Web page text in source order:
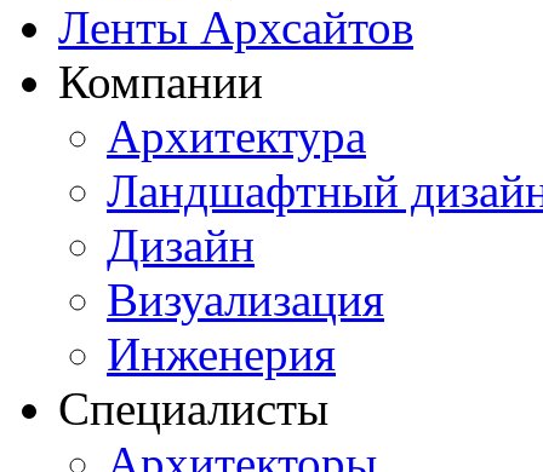
Ленты Архсайтов
Компании
Архитектура
Ландшафтный
Дизайн
Визуализация
Инженерия
Специалисты